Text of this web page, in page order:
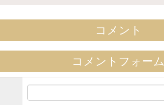
コメント
コメントフォーム